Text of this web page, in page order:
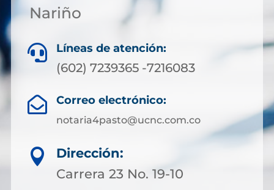
Nariño
 Líneas de atención:
(602) 7239365 -7216083
 Correo electrónico:
notaria4pasto@ucnc.com.co

Dirección:
Carrera 23 No. 19-10